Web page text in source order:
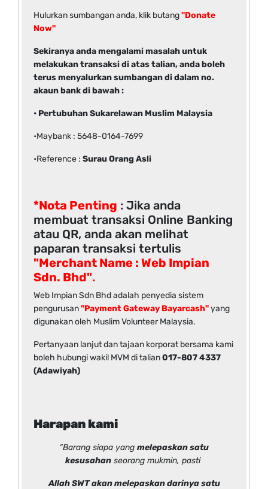
Hulurkan sumbangan anda, klik butang"Donate
Now"
Sekiranya anda mengalami masalah untuk
melakukan transaksi di atas talian, anda boleh
terus menyalurkan sumbangan di dalam no.
akaun bank di bawah :
• Pertubuhan Sukarelawan Muslim Malaysia
•Maybank : 5648-0164-7699
•Reference : Surau Orang Asli
*Nota Penting : Jika anda
membuat transaksi Online Banking
atau QR, anda akan melihat
paparan transaksi tertulis
"Merchant Name : Web Impian
Sdn. Bhd".
Web Impian Sdn Bhd adalah penyedia sistem
pengurusan"Payment Gateway Bayarcash"yang
digunakan oleh Muslim Volunteer Malaysia.
Pertanyaan lanjut dan tajaan korporat bersama kami
boleh hubungi wakil MVM di talian017-807 4337
(Adawiyah)
Harapan kami
“Barang siapa yang melepaskan satu
kesusahan seorang mukmin, pasti
Allah SWT akan melepaskan darinya satu